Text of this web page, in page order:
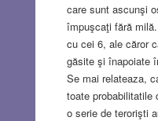
care sunt ascunşi
împuşcaţi fără
cu cei 6, ale căror
găsite şi înapoiate
Se mai relateaza,
toate probabilitatile
o serie de terorişti